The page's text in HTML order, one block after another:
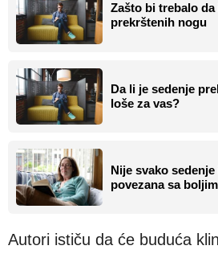
Zašto bi trebalo
prekrštenih nogu
Da li je sedenje
loše za vas?
Nije svako
povezana sa
Autori ističu da će buduća